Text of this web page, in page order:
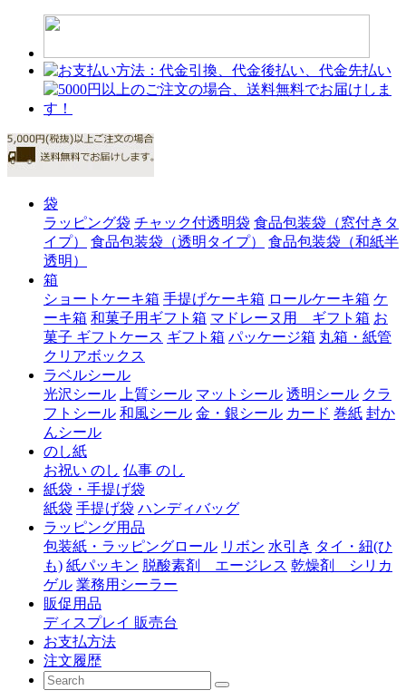
袋
ラッピング袋 チャック付透明袋 食品包装袋（窓付きタ
イプ）
食品包装袋（透明タイプ）
食品包装袋（和紙半
透明）
箱
ショートケーキ箱 手提げケーキ箱 ロールケーキ箱 ケ
ーキ箱 和菓子用ギフト箱 マドレーヌ用 ギフト箱 お
菓子 ギフトケース ギフト箱 パッケージ箱 丸箱・紙管
クリアボックス
ラベルシール
光沢シール
上質シール マットシール 透明シール クラ
フトシール 和風シール 金・銀シール カード 巻紙 封か
んシール
のし紙
お祝い のし 仏事 のし
紙袋・手提げ袋
紙袋 手提げ袋 ハンディバッグ
ラッピング用品
包装紙・ラッピングロール リボン 水引き タイ・紐(ひ
も) 紙パッキン 脱酸素剤 エージレス 乾燥剤 シリカ
ゲル 業務用シーラー
販促用品
ディスプレイ 販売台
お支払方法
注文履歴